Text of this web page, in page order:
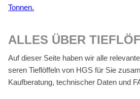
Ton­nen.
AL­LES ÜBER
Auf die­ser Sei­te ha­ben wir alle
se­ren Tief­löf­feln von HGS für Sie
Kauf­be­ra­tung, tech­ni­scher Da­ten und